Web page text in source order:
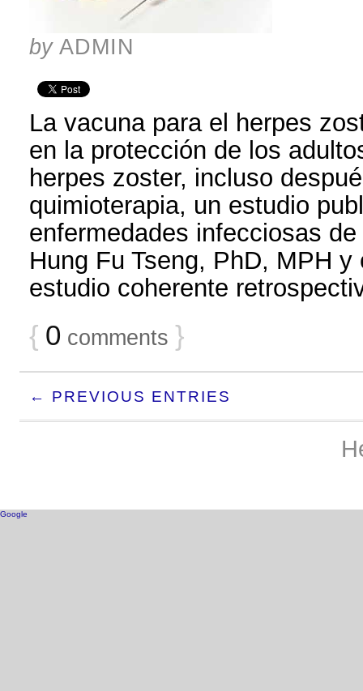
by ADMIN
La vacuna para el herpes
en la protección de los
herpes zoster, incluso
quimioterapia, un estudio
enfermedades infecciosas
Hung Fu Tseng, PhD, MPH
estudio coherente
{ 0 comments }
← PREVIOUS ENTRIES
Google